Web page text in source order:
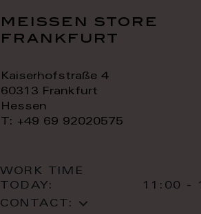
meissen store
frankfurt
Kaiserhofstraße 4
60313 Frankfurt
Hessen
T: +49 69 92020575
WORK TIME
TODAY:
11:00 -
CONTACT: